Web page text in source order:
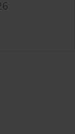
02 apr. 2025